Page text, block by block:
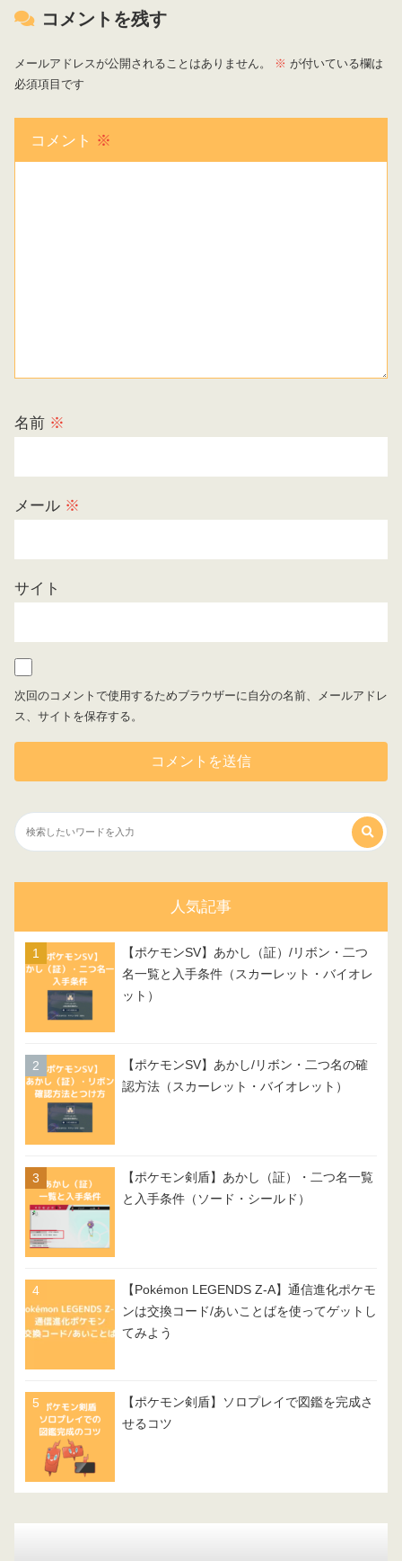
コメントを残す
メールアドレスが公開されることはありません。 ※ が付いている欄は
必須項目です
コメント ※
名前 ※
メール ※
サイト
次回のコメントで使用するためブラウザーに自分の名前、メールアドレ
ス、サイトを保存する。
人気記事
【ポケモンSV】あかし（証）/リボン・二つ
名一覧と入手条件（スカーレット・バイオレ
ット）
【ポケモンSV】あかし/リボン・二つ名の確
認方法（スカーレット・バイオレット）
【ポケモン剣盾】あかし（証）・二つ名一覧
と入手条件（ソード・シールド）
【Pokémon LEGENDS Z-A】通信進化ポケモ
ンは交換コード/あいことばを使ってゲットし
てみよう
【ポケモン剣盾】ソロプレイで図鑑を完成さ
せるコツ